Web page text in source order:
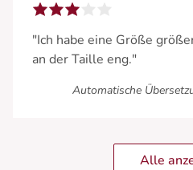
"Ich habe eine Größe
an der Taille eng."
Automatische
Alle